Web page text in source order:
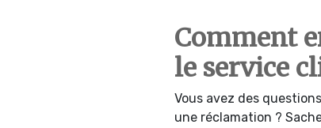
Comment
le service
Vous avez des
une réclamation ?